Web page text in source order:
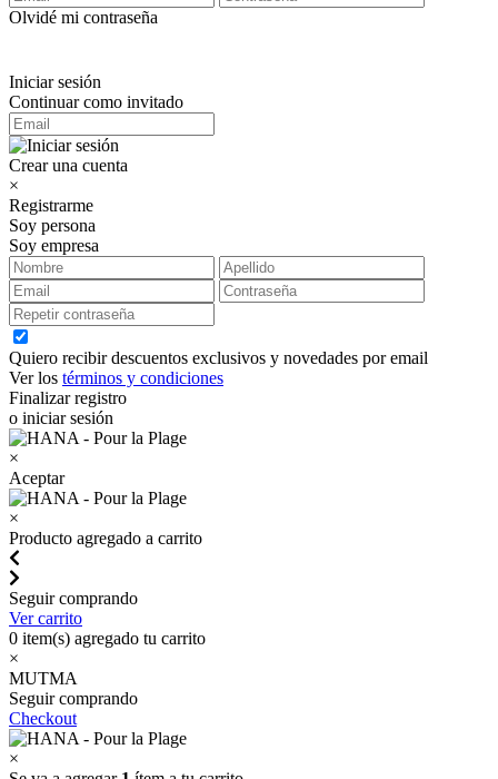
Olvidé mi contraseña
Iniciar sesión
Continuar como invitado
Crear una cuenta
×
Registrarme
Soy persona
Soy empresa
Quiero recibir descuentos exclusivos y novedades por email
Ver los términos y condiciones
Finalizar registro
o iniciar sesión
×
Aceptar
×
Producto agregado a carrito
Seguir comprando
Ver carrito
0 item(s) agregado tu carrito
×
MUTMA
Seguir comprando
Checkout
×